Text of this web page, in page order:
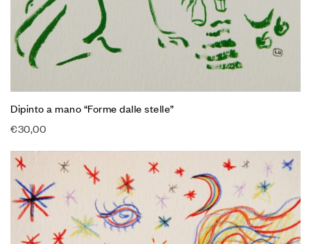
Dipinto a mano “Forme dalle stelle”
€30,00